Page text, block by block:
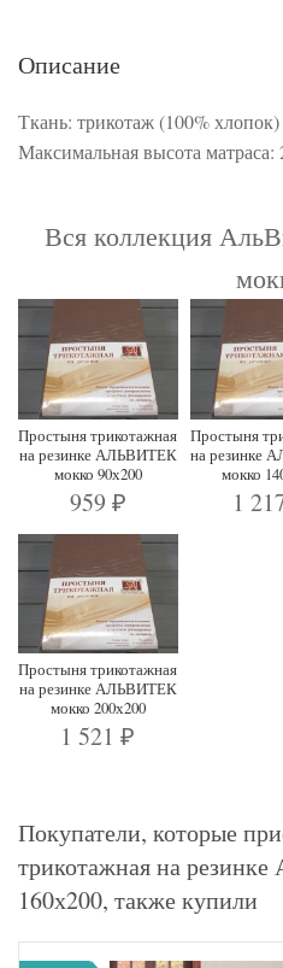
Описание
Ткань: трикотаж (100% хлопок)
Максимальная высота матраса:
Вся коллекция
Простыня трикотажная
на резинке АЛЬВИТЕК
мокко 90х200
959 ₽
Простыня
на резинке
мокко
1
Простыня трикотажная
на резинке АЛЬВИТЕК
мокко 200х200
1 521₽
Покупатели, которые
трикотажная на
160х200, также купили